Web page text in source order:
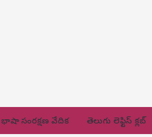
భాషా సంరక్షణ వేదిక తెలుగు లెఫ్టిస్ క్లబ్